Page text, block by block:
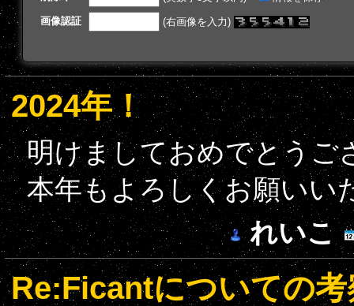
画像認証
(右画像を入力)
2024年！
明けましておめでとうご
本年もよろしくお願いい
れいこ
Re:Ficantについての考